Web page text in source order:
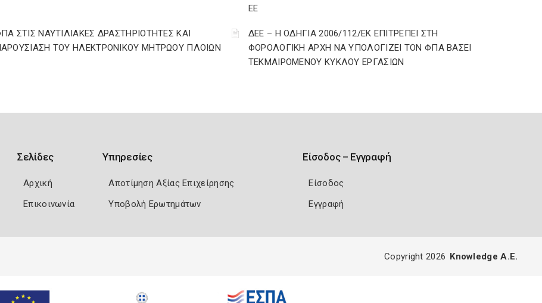
ΕΕ
ΣΤΙΣ ΝΑΥΤΙΛΙΑΚΕΣ ΔΡΑΣΤΗΡΙΟΤΗΤΕΣ ΚΑΙ
ΤΟΥ ΗΛΕΚΤΡΟΝΙΚΟΥ ΜΗΤΡΩΟΥ ΠΛΟΙΩΝ
ΔΕΕ – Η ΟΔΗΓΙΑ 2006/112/ΕΚ ΕΠΙΤΡΕΠΕΙ ΣΤΗ
ΦΟΡΟΛΟΓΙΚΗ ΑΡΧΗ ΝΑ ΥΠΟΛΟΓΙΖΕΙ ΤΟΝ ΦΠΑ ΒΑΣΕΙ
ΤΕΚΜΑΙΡΟΜΕΝΟΥ ΚΥΚΛΟΥ ΕΡΓΑΣΙΩΝ
Σελίδες
Αρχική
Επικοινωνία
Υπηρεσίες
Αποτίμηση Αξίας Επιχείρησης
Υποβολή Ερωτημάτων
Είσοδος – Εγγραφή
Είσοδος
Εγγραφή
Copyright 2026 Knowledge A.E.